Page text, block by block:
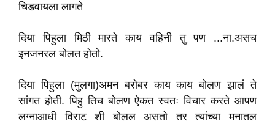
चिडवायला लागते
दिया पिहुला मिठी मारते काय वहिनी तु पण ...ना.असच
इनजनरल बोलत होतो.
दिया पिहुला (मुलगा)अमन बरोबर काय काय‌ बोलण झालं ते
सांगत होती. पिहु तिच बोलण ऐकत स्वतः विचा‌र करते आपण
लग्नाआधी विराट शी बोलल असतो तर त्यांच्या मनातल